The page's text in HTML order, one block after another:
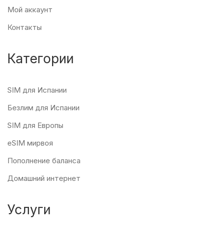
Мой аккаунт
Контакты
Категории
SIM для Испании
Безлим для Испании
SIM для Европы
eSIM мирвоя
Пополнение баланса
Домашний интернет
Услуги